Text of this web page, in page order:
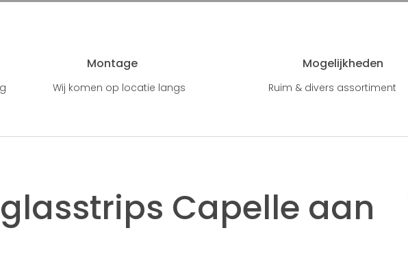
Montage
Wij komen op locatie langs
Mogelijkheden
Ruim & divers assortiment
Capelle aan